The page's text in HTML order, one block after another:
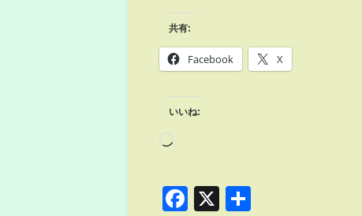
共有:
Facebook X
いいね:
Facebook
X